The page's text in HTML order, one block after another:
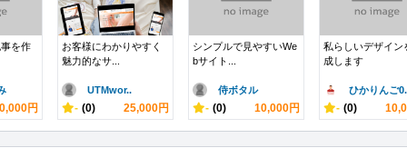
を作
円
お客様にわかりやすく
魅力的なサ...
UTMwor..
- (0) 25,000円
シンプルで見やすいWe
bサイト...
侍ボタル
- (0) 10,000円
私らしいデザイン
成します
ひかりんご
- (0)